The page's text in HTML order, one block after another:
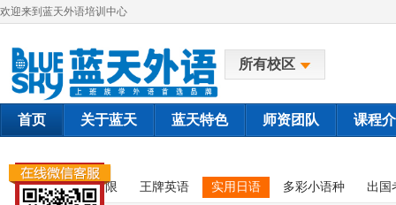
欢迎来到蓝天外语培训中心
所有校区
首页 关于蓝天 蓝天特色 师资团队 课程
课程类别 不限 王牌英语 实用日语 多彩小语种 出国